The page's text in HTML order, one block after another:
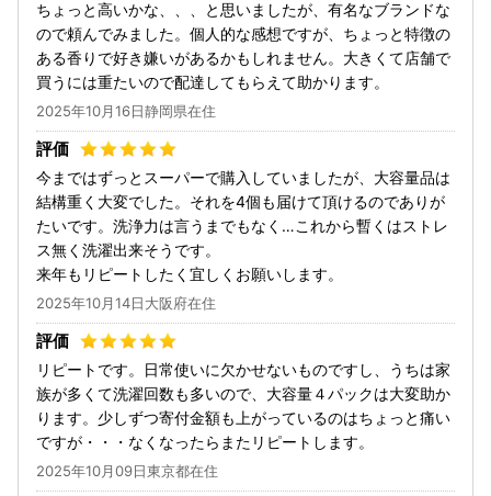
ちょっと高いかな、、、と思いましたが、有名なブランドな
ので頼んでみました。個人的な感想ですが、ちょっと特徴の
ある香りで好き嫌いがあるかもしれません。大きくて店舗で
買うには重たいので配達してもらえて助かります。
2025年10月16日静岡県在住
今まではずっとスーパーで購入していましたが、大容量品は
結構重く大変でした。それを4個も届けて頂けるのでありが
たいです。洗浄力は言うまでもなく…これから暫くはストレ
ス無く洗濯出来そうです。
来年もリピートしたく宜しくお願いします。
2025年10月14日大阪府在住
リピートです。日常使いに欠かせないものですし、うちは家
族が多くて洗濯回数も多いので、大容量４パックは大変助か
ります。少しずつ寄付金額も上がっているのはちょっと痛い
ですが・・・なくなったらまたリピートします。
2025年10月09日東京都在住